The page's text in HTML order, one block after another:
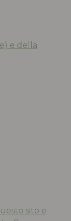
e della
sito e